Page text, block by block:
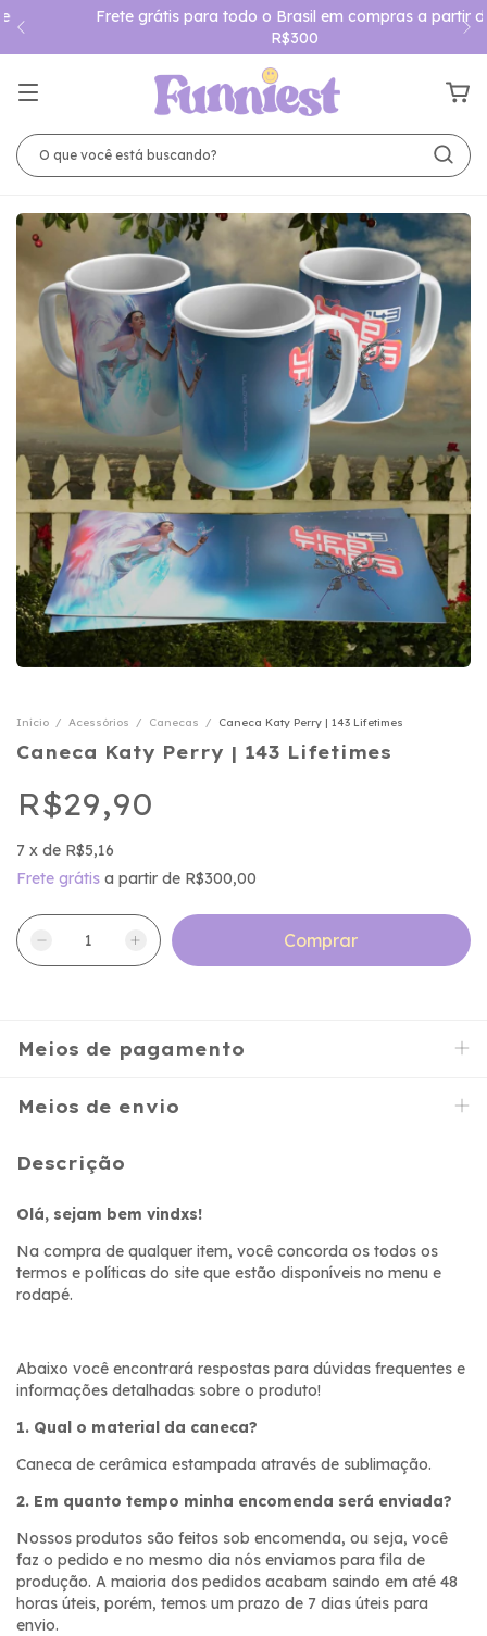
Frete grátis para todo o Brasil em compras a partir de
Início / Acessórios / Canecas / Caneca Katy Perry | 143 Lifetimes
Caneca Katy Perry | 143 Lifetimes
R$29,90
7 x de R$5,16
Frete grátis a partir de R$300,00
Meios de pagamento
Meios de envio
Descrição
Olá, sejam bem vindxs!
Na compra de qualquer item, você concorda os todos os
termos e políticas do site que estão disponíveis no menu e
rodapé.
Abaixo você encontrará respostas para dúvidas frequentes e
informações detalhadas sobre o produto!
1. Qual o material da caneca?
Caneca de cerâmica estampada através de sublimação.
2. Em quanto tempo minha encomenda será enviada?
Nossos produtos são feitos sob encomenda, ou seja, você
faz o pedido e no mesmo dia nós enviamos para fila de
produção. A maioria dos pedidos acabam saindo em até 48
horas úteis, porém, temos um prazo de 7 dias úteis para
envio.